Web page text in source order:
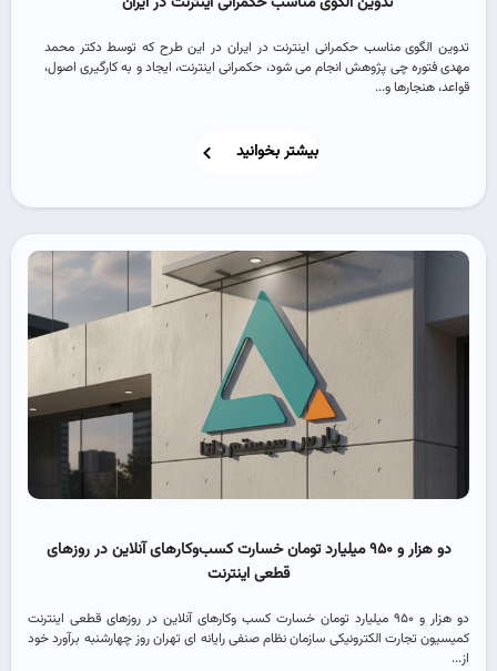
تدوین الگوی مناسب حکمرانی اینترنت در ایران در این طرح که توسط دکتر محمد
مهدی فتوره چی پژوهش انجام می شود، حکمرانی اینترنت، ایجاد و به کارگیری اصول،
قواعد، هنجارها و...
بیشتر بخوانید
دو هزار و ۹۵۰ میلیارد تومان خسارت کسب‌وکارهای آنلاین در روزهای
قطعی اینترنت
دو هزار و ۹۵۰ میلیارد تومان خسارت کسب وکارهای آنلاین در روزهای قطعی اینترنت
کمیسیون تجارت الکترونیکی سازمان نظام صنفی رایانه ای تهران روز چهارشنبه برآورد خود
از...